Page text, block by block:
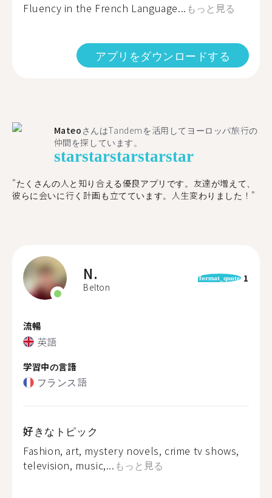
Fluency in the French Language... もっと見る
アプリをダウンロードする
Mateo さんはTandemを活用してヨーロッパ旅行の
仲間を探しています。
starstarstarstarstar
"たくさんの人と知り合える優良アプリです。友達が増えて、
彼らに会いに行く計画も立てています。人生変わりました！"
N.
Belton
format_quote 1
流暢
英語
学習中の言語
フランス語
好きなトピック
Fashion, art, mystery novels, crime tv shows,
television, music,... もっと見る